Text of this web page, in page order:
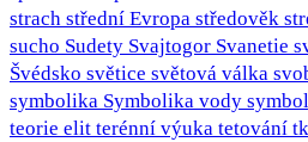
strach střední Evropa středověk
sucho Sudety Svajtogor Svanetie
Švédsko světice světová válka
symbolika Symbolika vody
teorie elit terénní výuka tetování